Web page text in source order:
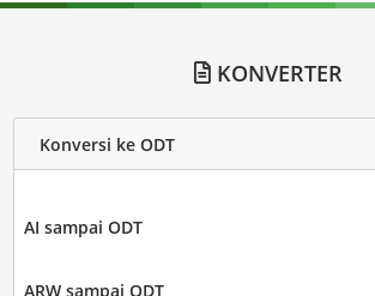
KONVERTER
Konversi ke ODT
AI sampai ODT
ARW sampai ODT